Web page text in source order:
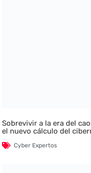
Sobrevivir a la era del
el nuevo cálculo del
Cyber Expertos